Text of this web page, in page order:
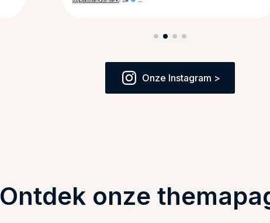
Onze Instagram >
Ontdek onze